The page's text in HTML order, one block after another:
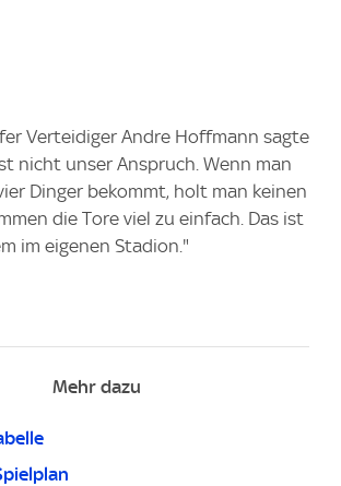
Verteidiger Andre Hoffmann sagte
nicht unser Anspruch. Wenn man
Dinger bekommt, holt man keinen
die Tore viel zu einfach. Das ist
im eigenen Stadion."
Mehr dazu